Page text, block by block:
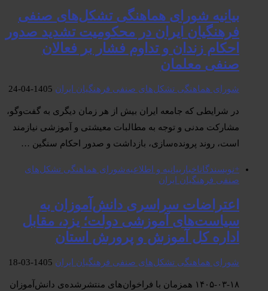
بیانیه شورای هماهنگی تشکل‌های صنفی
فرهنگیان ایران در محکومیت تشدید صدور
احکام زندان و تداوم فشار بر فعالان
صنفی معلمان
شورای هماهنگی تشکل‌های صنفی فرهنگیان ایران 1405-04-24
در شرایطی که جامعه ایران بیش از هر زمان دیگری به گفت‌وگو،
مشارکت مدنی و توجه به مطالبات معیشتی و آموزشی نیازمند
است، روند پرونده‌سازی، بازداشت و صدور احکام سنگین …
+نویسندگاناخبار بیانیە و اطلاعیەشورای هماهنگی تشکل‌های
صنفی فرهنگیان ایران
اعتراضات سراسری دانش‌آموزان به
سیاست‌های آموزشی دولت؛ یزد، مقابل
اداره کل آموزش و پرورش استان
شورای هماهنگی تشکل‌های صنفی فرهنگیان ایران 1405-03-18
۱۴۰۵-۰۳-۱۸ همزمان با فراخوان‌های منتشرشده‌ی دانش‌آموزان